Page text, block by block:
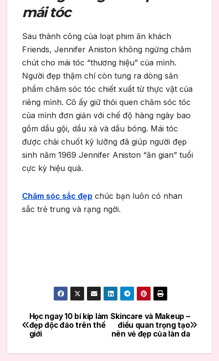
mái tóc
Sau thành công của loạt phim ăn khách
Friends, Jennifer Aniston không ngừng chăm
chút cho mái tóc “thương hiệu” của mình.
Người đẹp thậm chí còn tung ra dòng sản
phẩm chăm sóc tóc chiết xuất từ ​​thực vật của
riêng mình. Cô ấy giữ thói quen chăm sóc tóc
của mình đơn giản với chế độ hàng ngày bao
gồm dầu gội, dầu xả và dầu bóng. Mái tóc
được chải chuốt kỹ lưỡng đã giúp người đẹp
sinh năm 1969 Jennifer Aniston “ăn gian” tuổi
cực kỳ hiệu quả.
Chăm sóc sắc đẹp chúc bạn luôn có nhan
sắc trẻ trung và rạng ngời.
Điều
hướng
Skincare và Makeup –
điều quan trọng tạo
nên vẻ đẹp của làn da
Học ngay 10 bí kíp làm
đẹp độc đáo trên thế
giới